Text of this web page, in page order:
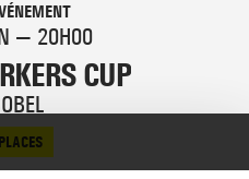
— 20H00
CUP
le bandeau des